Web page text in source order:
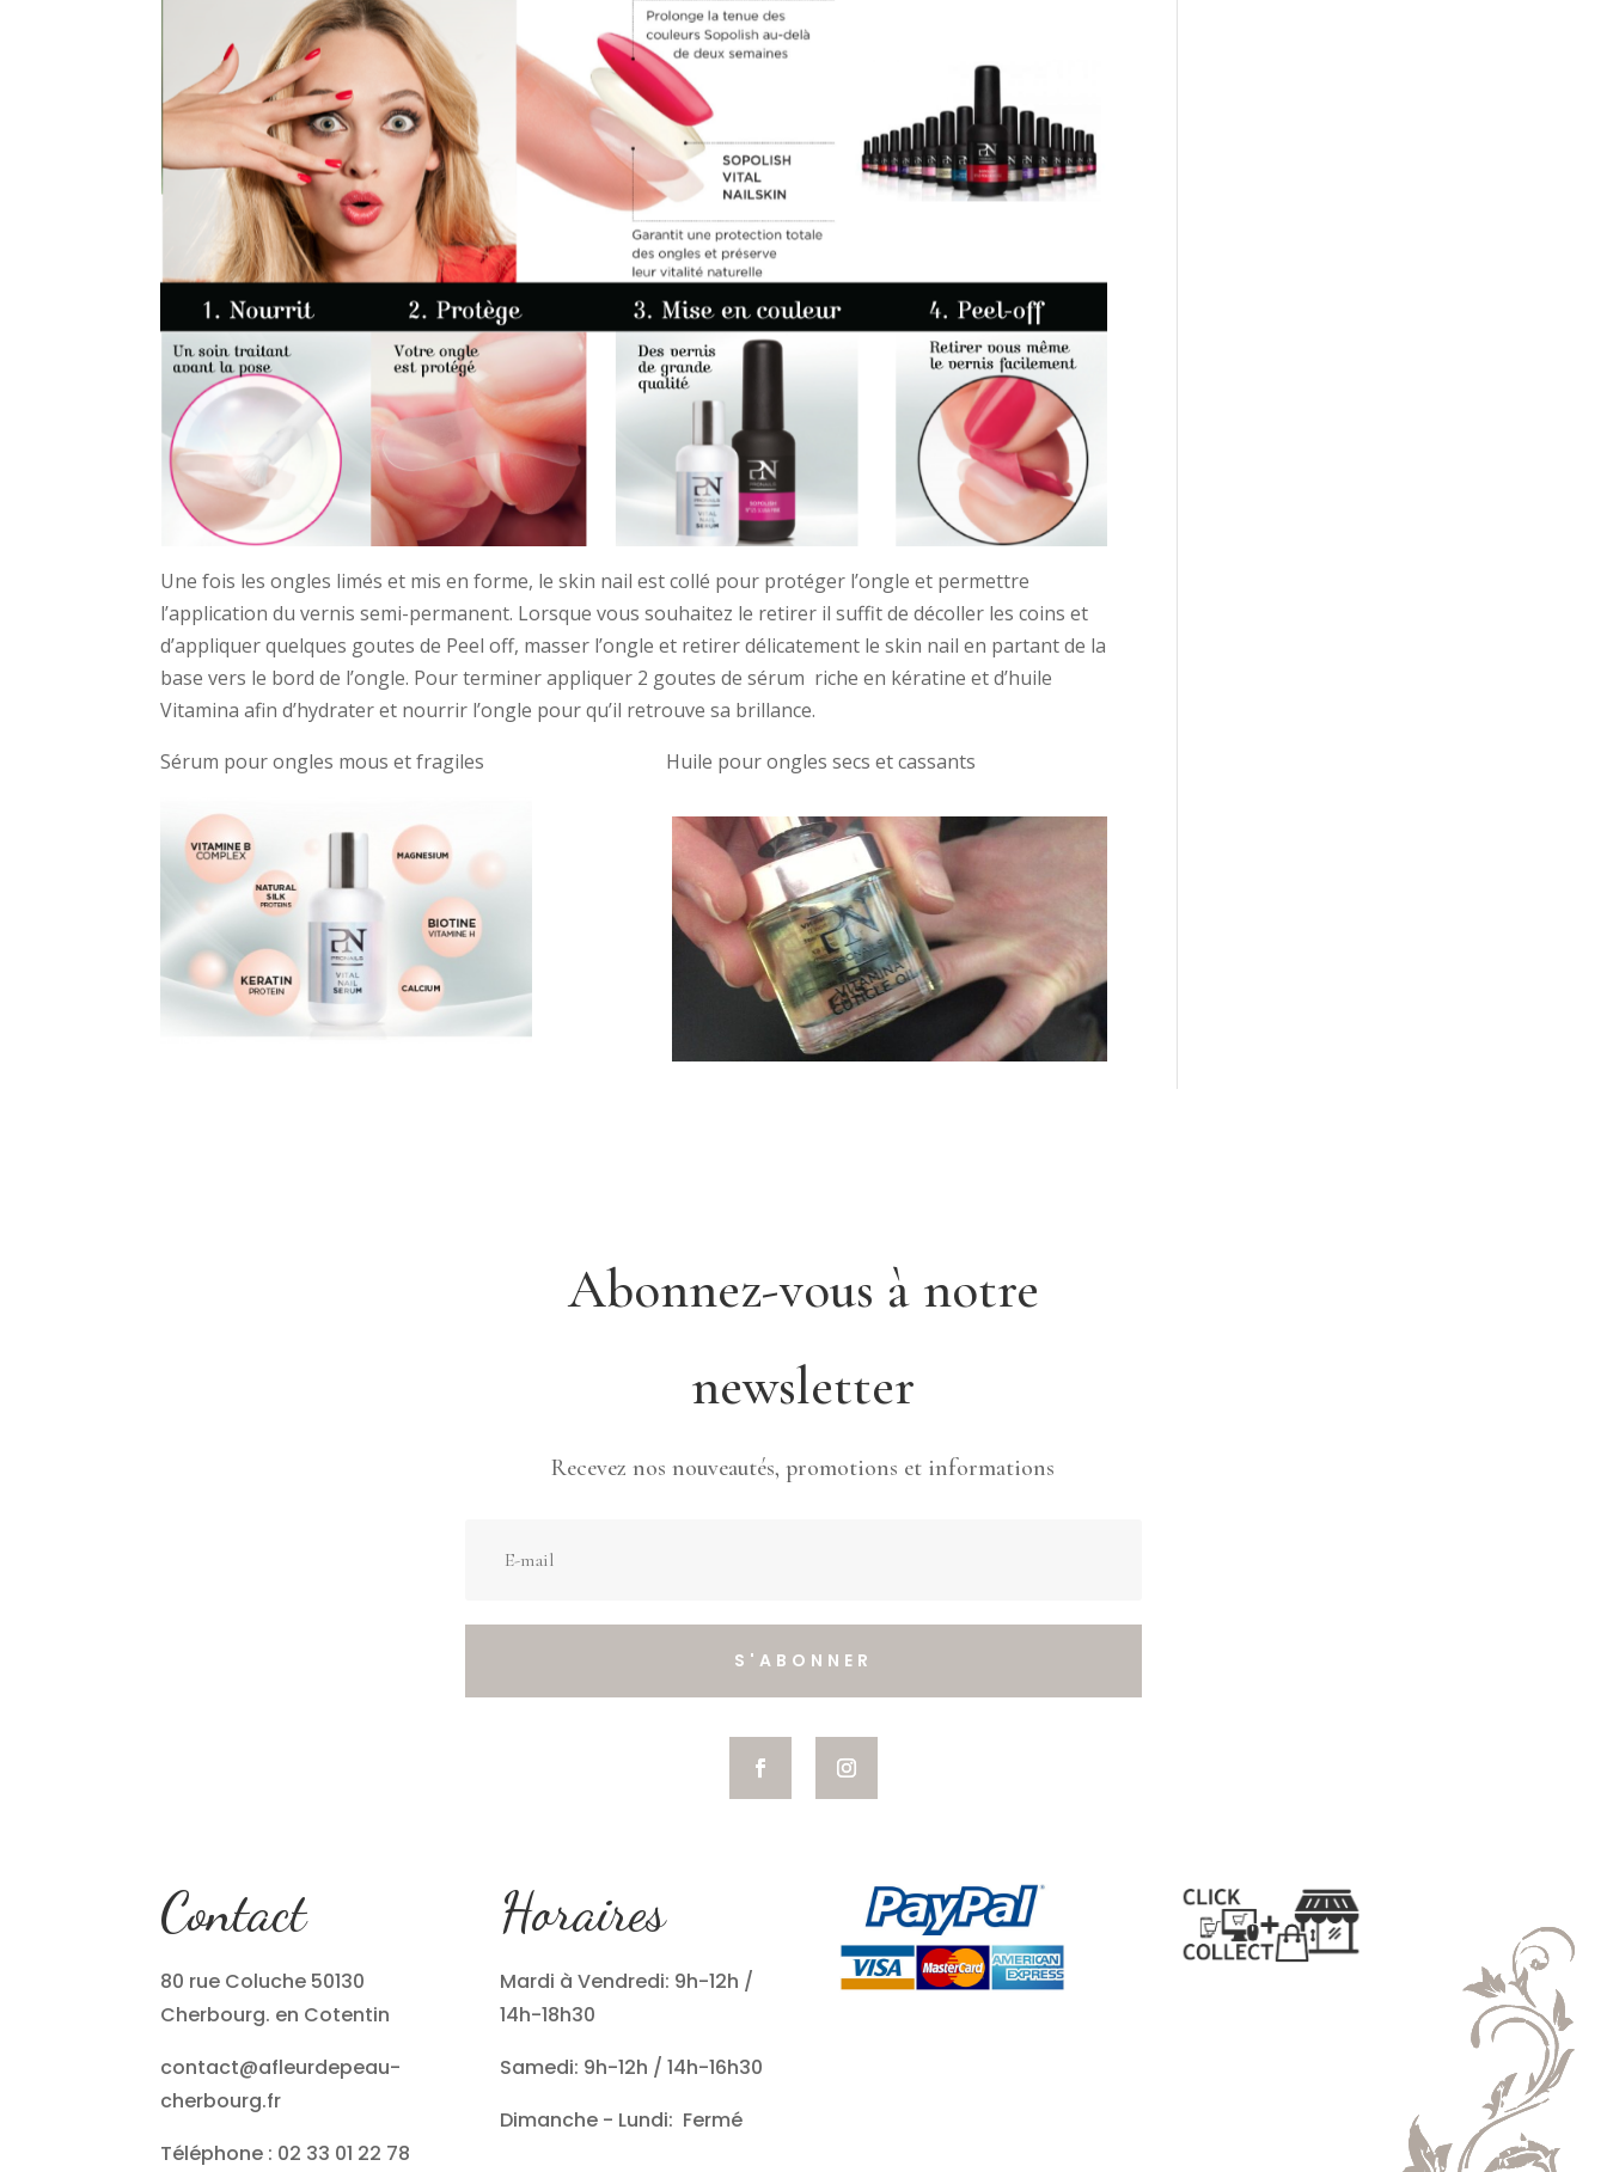
Une fois les ongles limés et mis en forme, le skin nail est collé pour protéger l’ongle et permettre
l’application du vernis semi-permanent. Lorsque vous souhaitez le retirer il suffit de décoller les coins et
d’appliquer quelques goutes de Peel off, masser l’ongle et retirer délicatement le skin nail en partant de la
base vers le bord de l’ongle. Pour terminer appliquer 2 goutes de sérum riche en kératine et d’huile
Vitamina afin d’hydrater et nourrir l’ongle pour qu’il retrouve sa brillance.
Sérum pour ongles mous et fragiles Huile pour ongles secs et cassants
Abonnez-vous à notre
newsletter
Recevez nos nouveautés, promotions et informations
S'ABONNER
Contact
80 rue Coluche 50130
Cherbourg. en Cotentin
contact@afleurdepeau-
cherbourg.fr
Téléphone : 02 33 01 22 78
Horaires
Mardi à Vendredi: 9h-12h /
14h-18h30
Samedi: 9h-12h / 14h-16h30
Dimanche - Lundi: Fermé